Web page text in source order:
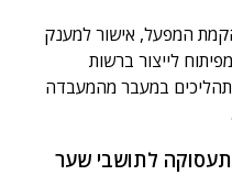
המפעל, אישור למענק
לייצור ברשות
במעבר מהמעבדה
לתושבי שער